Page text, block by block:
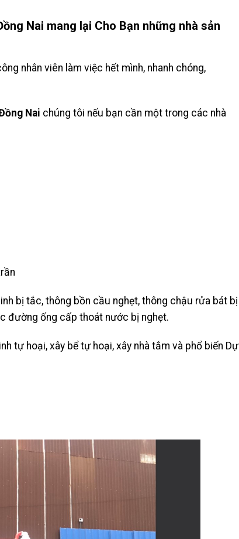
Nai mang lại Cho Bạn những nhà sản
nhân viên làm việc hết mình, nhanh chóng,
Nai chúng tôi nếu bạn cần một trong các nhà
bị tắc, thông bồn cầu nghẹt, thông chậu rửa bát bị
đường ống cấp thoát nước bị nghẹt.
tự hoại, xây bể tự hoại, xây nhà tắm và phổ biến Dự